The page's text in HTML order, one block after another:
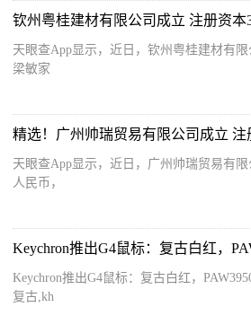
钦州粤桂建材有限公司成立 注册资本
天眼查App显示，近日，钦州粤桂建材有
梁敏家
精选！广州帅瑞贸易有限公司成立 注
天眼查App显示，近日，广州帅瑞贸易有
人民币，
Keychron推出G4鼠标：复古白红，
复古,kh